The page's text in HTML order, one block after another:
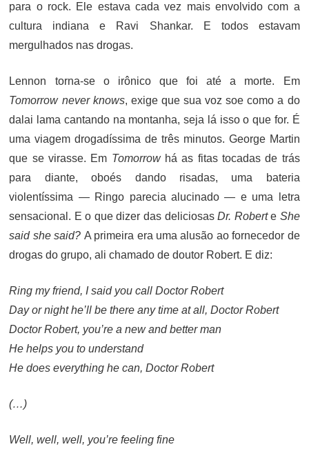
para o rock. Ele estava cada vez mais envolvido com a
cultura indiana e Ravi Shankar. E todos estavam
mergulhados nas drogas.
Lennon torna-se o irônico que foi até a morte. Em
Tomorrow never knows, exige que sua voz soe como a do
dalai lama cantando na montanha, seja lá isso o que for. É
uma viagem drogadíssima de três minutos. George Martin
que se virasse. Em Tomorrowhá as fitas tocadas de trás
para diante, oboés dando risadas, uma bateria
violentíssima — Ringo parecia alucinado — e uma letra
sensacional. E o que dizer das deliciosasDr. Roberte She
said she said? A primeira era uma alusão ao fornecedor de
drogas do grupo, ali chamado de doutor Robert. E diz:
Ring my friend, I said you call Doctor Robert
Day or night he’ll be there any time at all, Doctor Robert
Doctor Robert, you’re a new and better man
He helps you to understand
He does everything he can, Doctor Robert
(…)
Well, well, well, you’re feeling fine